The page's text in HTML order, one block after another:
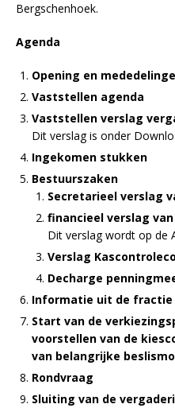
Bergschenhoek.
Agenda
Opening en
Vaststellen agenda
Vaststellen verslag
Dit verslag is onder
Ingekomen stukken
Bestuurszaken
Secretarieel verslag
financieel verslag
Dit verslag wordt op de
Verslag
Decharge
Informatie uit de
Start van de
voorstellen van de
van belangrijke
Rondvraag
Sluiting van de